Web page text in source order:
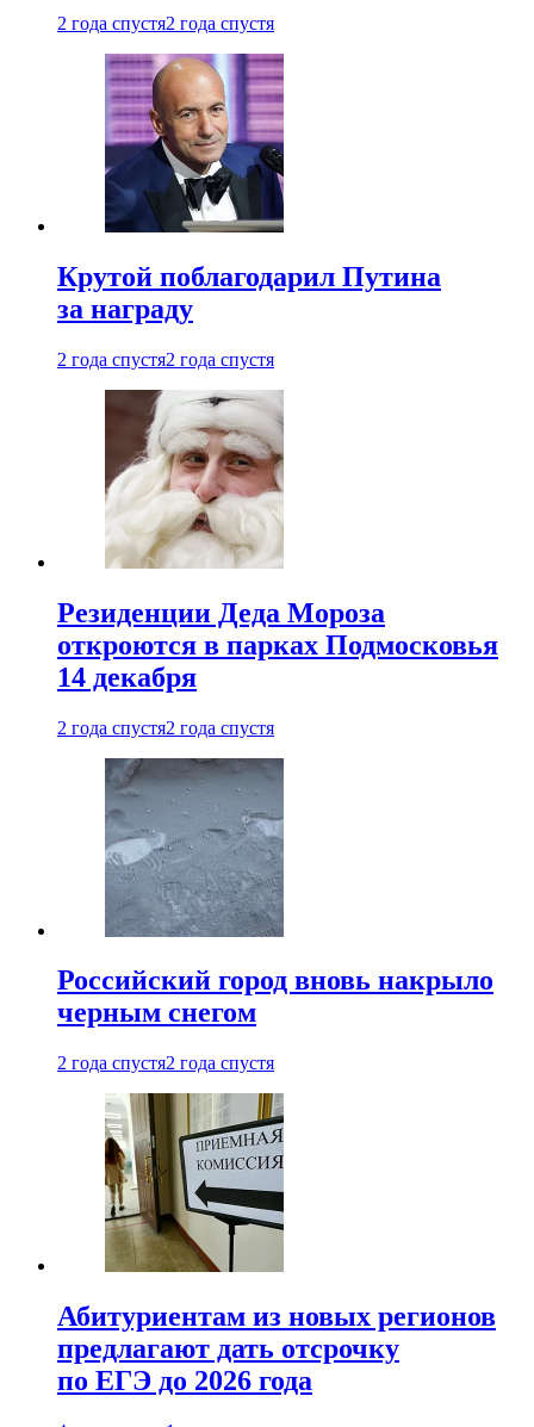
2 года спустя2 года спустя
Крутой поблагодарил Путина
за награду
2 года спустя2 года спустя
Резиденции Деда Мороза
откроются в парках Подмосковья
14 декабря
2 года спустя2 года спустя
Российский город вновь накрыло
черным снегом
2 года спустя2 года спустя
Абитуриентам из новых регионов
предлагают дать отсрочку
по ЕГЭ до 2026 года